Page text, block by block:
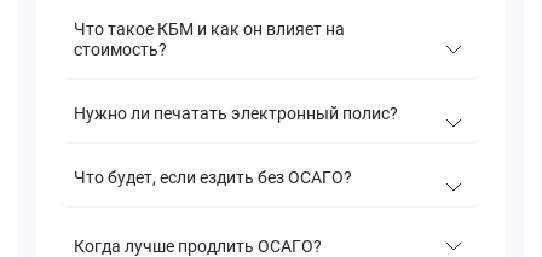
Что такое КБМ и как он влияет на
стоимость?
Нужно ли печатать электронный полис?
Что будет, если ездить без ОСАГО?
Когда лучше продлить ОСАГО?